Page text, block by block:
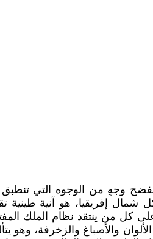
وجهٍ من الوجوه التي تنطبق
إفريقيا، هو آنية طينية
كل من ينتقد نظام الملك
الألوان والأصباغ